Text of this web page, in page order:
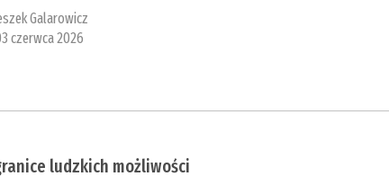
Galarowicz
czerwca 2026
ludzkich możliwości